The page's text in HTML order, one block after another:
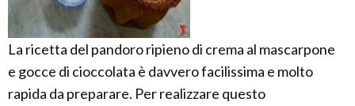
La ricetta del pandoro ripieno di crema al mascarpone
e gocce di cioccolata è davvero facilissima e molto
rapida da preparare. Per realizzare questo